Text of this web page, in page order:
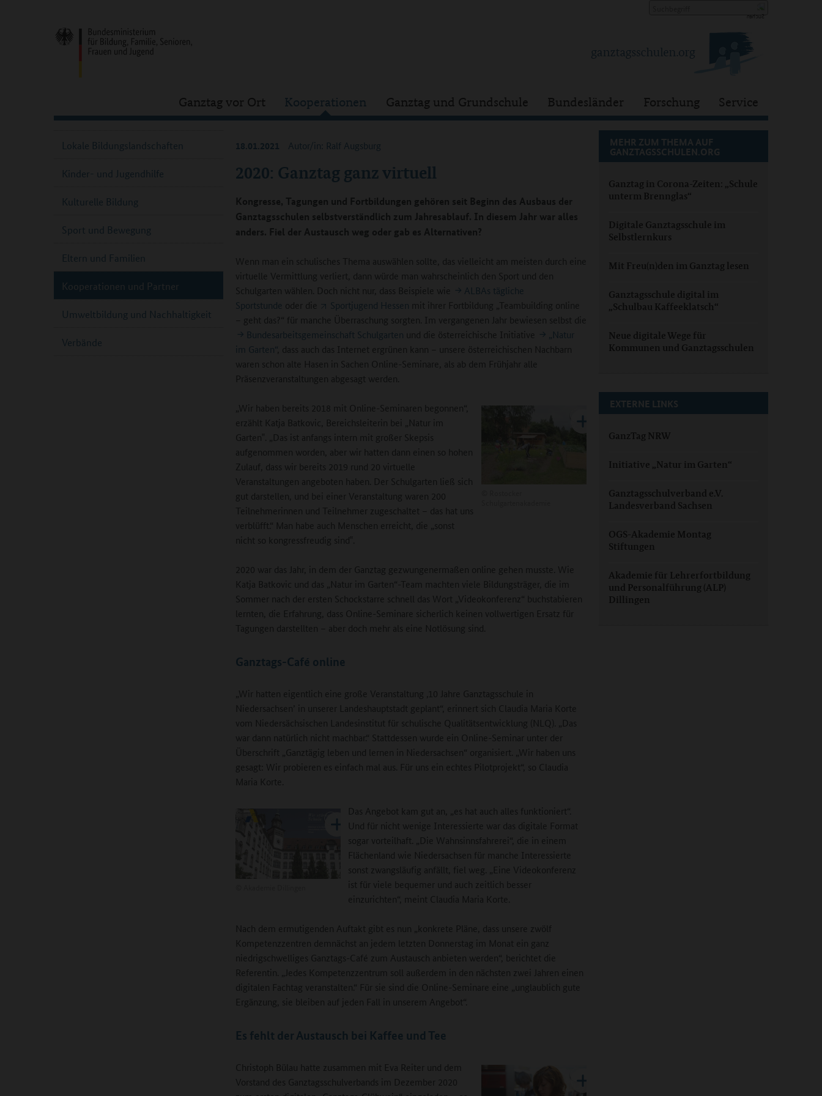
Ganztag vor Ort Kooperationen Ganztag und Grundschule Bundesländer Forschung Service
2020: Ganztag ganz virtuell
18.01.2021 Autor/in: Ralf Augsburg
Kongresse, Tagungen und Fortbildungen gehören seit Beginn des Ausbaus der
Ganztagsschulen selbstverständlich zum Jahresablauf. In diesem Jahr war alles
anders. Fiel der Austausch weg oder gab es Alternativen?
Wenn man ein schulisches Thema auswählen sollte, das vielleicht am meisten durch eine
virtuelle Vermittlung verliert, dann würde man wahrscheinlich den Sport und den
Schulgarten wählen. Doch nicht nur, dass Beispiele wie
ALBAs tägliche
Sportstunde oder die Sportjugend Hessen mit ihrer Fortbildung „Teambuilding online
– geht das?“ für manche Überraschung sorgten. Im vergangenen Jahr bewiesen selbst die
Bundesarbeitsgemeinschaft Schulgarten und die österreichische Initiative
„Natur
im Garten“, dass auch das Internet ergrünen kann – unsere österreichischen Nachbarn
waren schon alte Hasen in Sachen Online-Seminare, als ab dem Frühjahr alle
Präsenzveranstaltungen abgesagt werden.
„Wir haben bereits 2018 mit Online-Seminaren begonnen“,
erzählt Katja Batkovic, Bereichsleiterin bei „Natur im
Garten‟. „Das ist anfangs intern mit großer Skepsis
aufgenommen worden, aber wir hatten dann einen so hohen
Zulauf, dass wir bereits 2019 rund 20 virtuelle
Veranstaltungen angeboten haben. Der Schulgarten ließ sich
gut darstellen, und bei einer Veranstaltung waren 200
Teilnehmerinnen und Teilnehmer zugeschaltet – das hat uns
verblüfft.“ Man habe auch Menschen erreicht, die „sonst
nicht so kongressfreudig sind‟.
2020 war das Jahr, in dem der Ganztag gezwungenermaßen online gehen musste. Wie
Katja Batkovic und das „Natur im Garten“-Team machten viele Bildungsträger, die im
Sommer nach der ersten Schockstarre schnell das Wort „Videokonferenz“ buchstabieren
lernten, die Erfahrung, dass Online-Seminare sicherlich keinen vollwertigen Ersatz für
Tagungen darstellten – aber doch mehr als eine Notlösung sind.
Ganztags-Café online
„Wir hatten eigentlich eine große Veranstaltung ‚10 Jahre Ganztagsschule in
Niedersachsen’ in unserer Landeshauptstadt geplant“, erinnert sich Claudia Maria Korte
vom Niedersächsischen Landesinstitut für schulische Qualitätsentwicklung (NLQ). „Das
war dann natürlich nicht machbar.“ Stattdessen wurde ein Online-Seminar unter der
Überschrift „Ganztägig leben und lernen in Niedersachsen“ organisiert. „Wir haben uns
gesagt: Wir probieren es einfach mal aus. Für uns ein echtes Pilotprojekt“, so Claudia
Maria Korte.
Das Angebot kam gut an, „es hat auch alles funktioniert“.
Und für nicht wenige Interessierte war das digitale Format
sogar vorteilhaft. „Die Wahnsinnsfahrerei“, die in einem
Flächenland wie Niedersachsen für manche Interessierte
sonst zwangsläufig anfällt, fiel weg. „Eine Videokonferenz
ist für viele bequemer und auch zeitlich besser
einzurichten“, meint Claudia Maria Korte.
Nach dem ermutigenden Auftakt gibt es nun „konkrete Pläne, dass unsere zwölf
Kompetenzzentren demnächst an jedem letzten Donnerstag im Monat ein ganz
niedrigschwelliges Ganztags-Café zum Austausch anbieten werden“, berichtet die
Referentin. „Jedes Kompetenzzentrum soll außerdem in den nächsten zwei Jahren einen
digitalen Fachtag veranstalten.“ Für sie sind die Online-Seminare eine „unglaublich gute
Ergänzung, sie bleiben auf jeden Fall in unserem Angebot“.
Es fehlt der Austausch bei Kaffee und Tee
Christoph Bülau hatte zusammen mit Eva Reiter und dem
Vorstand des Ganztagsschulverbands im Dezember 2020
MEHR ZUM THEMA AUF
GANZTAGSSCHULEN.ORG
Ganztag in Corona-Zeiten: „Schule
unterm Brennglas“
Digitale Ganztagsschule im
Selbstlernkurs
Mit Freu(n)den im Ganztag lesen
Ganztagsschule digital im
„Schulbau Kaffeeklatsch“
Neue digitale Wege für
Kommunen und Ganztagsschulen
EXTERNE LINKS
GanzTag NRW
Initiative „Natur im Garten“
Ganztagsschulverband e.V.
Landesverband Sachsen
OGS-Akademie Montag
Stiftungen
Akademie für Lehrerfortbildung
und Personalführung (ALP)
Dillingen
Lokale Bildungslandschaften
Kinder- und Jugendhilfe
Kulturelle Bildung
Sport und Bewegung
Eltern und Familien
Kooperationen und Partner
Umweltbildung und Nachhaltigkeit
Verbände